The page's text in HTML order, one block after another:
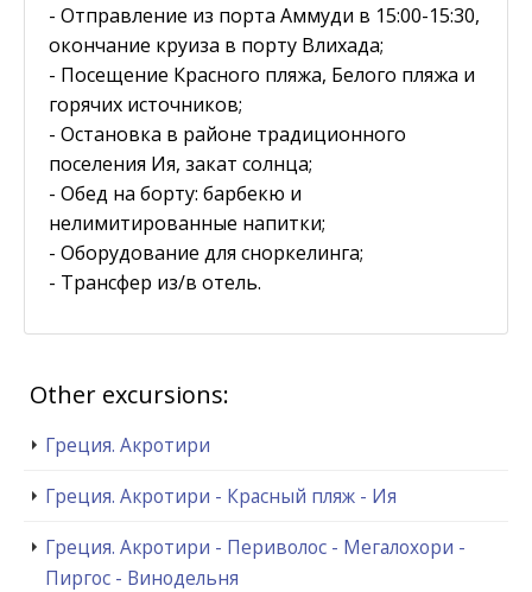
- Отправление из порта Аммуди в 15:00-15:30,
окончание круиза в порту Влихада;
- Посещение Красного пляжа, Белого пляжа и
горячих источников;
- Остановка в районе традиционного
поселения Ия, закат солнца;
- Обед на борту: барбекю и
нелимитированные напитки;
- Оборудование для сноркелинга;
- Трансфер из/в отель.
Other excursions:
Греция. Акротири
Греция. Акротири - Красный пляж - Ия
Греция. Акротири - Периволос - Мегалохори -
Пиргос - Винодельня